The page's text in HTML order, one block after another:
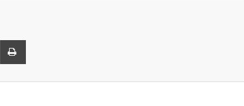
Share